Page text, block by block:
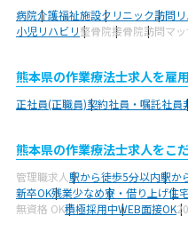
病院介護福祉施設クリニック訪問
小児リハビリ整骨院接骨院訪問マ
熊本県の作業療法士求人を雇
正社員(正職員)契約社員・嘱託社員
熊本県の作業療法士求人をこ
管理職求人駅から徒歩5分以内駅か
新卒OK残業少なめ寮・借り上げ住
無資格 OK積極採用中WEB面接OK